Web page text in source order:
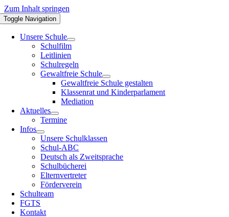
Zum Inhalt springen
Toggle Navigation
Unsere Schule
Schulfilm
Leitlinien
Schulregeln
Gewaltfreie Schule
Gewaltfreie Schule gestalten
Klassenrat und Kinderparlament
Mediation
Aktuelles
Termine
Infos
Unsere Schulklassen
Schul-ABC
Deutsch als Zweitsprache
Schulbücherei
Elternvertreter
Förderverein
Schulteam
FGTS
Kontakt